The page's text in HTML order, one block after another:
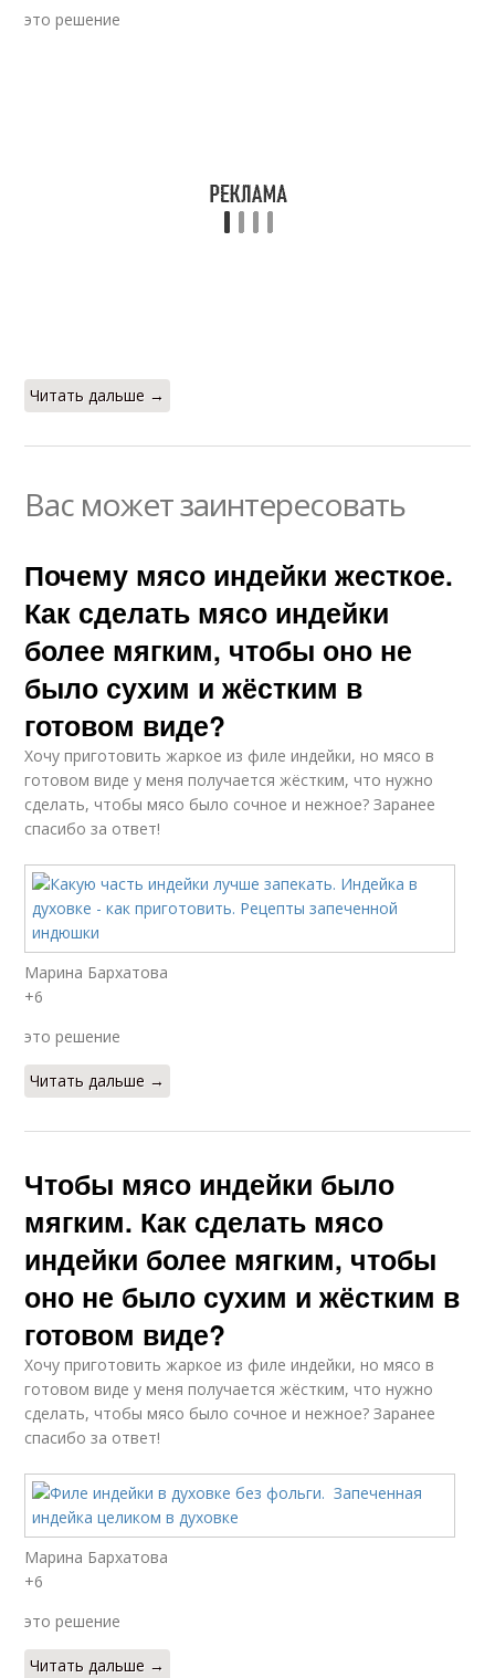
это решение
Читать дальше →
Вас может заинтересовать
Почему мясо индейки жесткое.
Как сделать мясо индейки
более мягким, чтобы оно не
было сухим и жёстким в
готовом виде?
Хочу приготовить жаркое из филе индейки, но мясо в
готовом виде у меня получается жёстким, что нужно
сделать, чтобы мясо было сочное и нежное? Заранее
спасибо за ответ!
Марина Бархатова
+6
это решение
Читать дальше →
Чтобы мясо индейки было
мягким. Как сделать мясо
индейки более мягким, чтобы
оно не было сухим и жёстким в
готовом виде?
Хочу приготовить жаркое из филе индейки, но мясо в
готовом виде у меня получается жёстким, что нужно
сделать, чтобы мясо было сочное и нежное? Заранее
спасибо за ответ!
Марина Бархатова
+6
это решение
Читать дальше →